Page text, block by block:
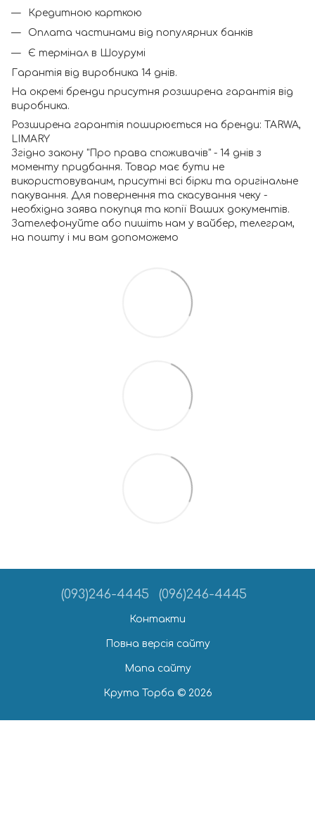
Кредитною карткою
Оплата частинами від популярних банків
Є термінал в Шоурумі
Гарантія від виробника 14 днів.
На окремі бренди присутня розширена гарантія від
виробника.
Розширена гарантія поширюється на бренди: TARWA,
LIMARY
Згідно закону "Про права споживачів" - 14 днів з
моменту придбання. Товар має бути не
використовуваним, присутні всі бірки та оригінальне
пакування. Для повернення та скасування чеку -
необхідна заява покупця та копії Ваших документів.
Зателефонуйте або пишіть нам у вайбер, телеграм,
на пошту і ми вам допоможемо
(093)246-4445 (096)246-4445
Контакти
Повна версія сайту
Мапа сайту
Крута Торба © 2026